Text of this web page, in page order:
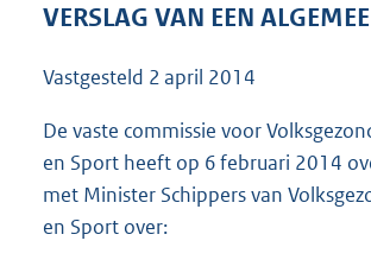
e
4
K
VERSLAG VAN EEN
Vastgesteld 2 april 2014
De vaste commissie voor
en Sport heeft op 6 februari 2014
met Minister Schippers van
en Sport over: